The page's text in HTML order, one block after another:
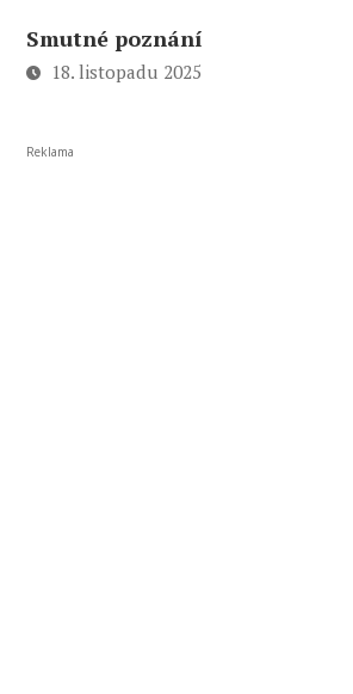
Smutné poznání
18. listopadu 2025
Reklama